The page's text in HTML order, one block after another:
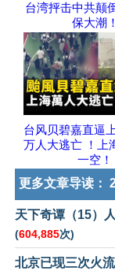
台湾抨击中共颠
保大潮！
台风贝碧嘉直逼
万人大逃亡 ！上
一空！
更多文章导读：
天下奇谭（15）
(604,885次)
北京已现三次火